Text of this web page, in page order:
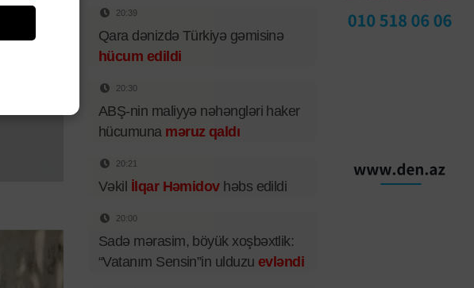
20:39
Qara dənizdə Türkiyə gəmisinə
hücum edildi
20:30
ABŞ-nin maliyyə nəhəngləri haker
hücumuna məruz qaldı
20:21
Vəkil İlqar Həmidovhəbs edildi
20:00
Sadə mərasim, böyük xoşbəxtlik:
“Vatanım Sensin”in ulduzu evləndi